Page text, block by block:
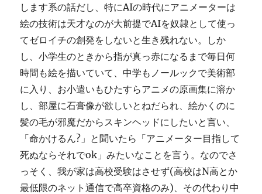
します系の話だし、特にAIの時代にアニメーターは
絵の技術は天才なのが大前提でAIを奴隷として使っ
てゼロイチの創発をしないと生き残れない。しか
し、小学生のときから指が真っ赤になるまで毎日何
時間も絵を描いていて、中学もノールックで美術部
に入り、お小遣いもひたすらアニメの原画集に溶か
し、部屋に石膏像が欲しいとねだられ、絵かくのに
髪の毛が邪魔だからスキンヘッドにしたいと言い、
「命かけるん?」と聞いたら「アニメーター目指して
死ぬならそれでok」みたいなことを言う。なのでさ
っそく、我が家は高校受験はさせず(高校はN高とか
最低限のネット通信で高卒資格のみ)、その代わり中